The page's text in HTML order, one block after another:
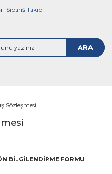
Sipariş Takibi
ARA
Sözleşmesi
BİLGİLENDİRME FORMU